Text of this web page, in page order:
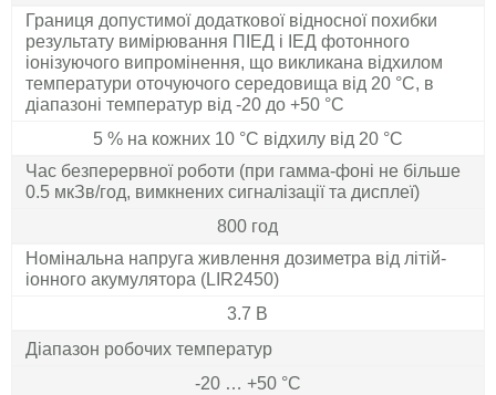
Границя допустимої додаткової відносної похибки
результату вимірювання ПІЕД і ІЕД фотонного
іонізуючого випромінення, що викликана відхилом
температури оточуючого середовища від 20 °С, в
діапазоні температур від -20 до +50 °С
5 % на кожних 10 °С відхилу від 20 °С
Час безперервної роботи (при гамма-фоні не більше
0.5 мкЗв/год, вимкнених сигналізації та дисплеї)
800 год
Номінальна напруга живлення дозиметра від літій-
іонного акумулятора (LIR2450)
3.7 В
Діапазон робочих температур
-20 … +50 °C